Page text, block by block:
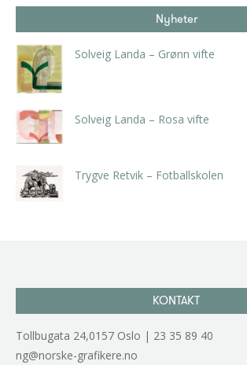
Nyheter
Solveig Landa – Grønn vifte
Solveig Landa – Rosa vifte
Trygve Retvik – Fotballskolen
KONTAKT
Tollbugata 24,0157 Oslo | 23 35 89 40
ng@norske-grafikere.no